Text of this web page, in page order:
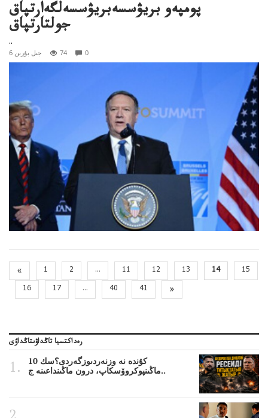
پومپەو بريۋسسەبريۋسسەلگەارتپاق
جولتارتپاق
..
6 جىل بۇرىن 74 0
« 1 2 ... 11 12 13 14
15
16
17 ... 40 41 »
رەداكتسيا تاڭداۋىتاڭداۋى
10 كۇندە نە وزنەردىوزگەردى؟سك
ماڭىنپوكروۆسكاپ، درون ماڭىنداعىنە ج..